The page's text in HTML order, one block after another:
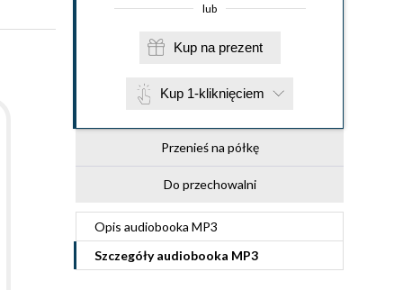
lub
Kup na prezent
Kup 1-kliknięciem
Przenieś na półkę
Do przechowalni
Opis audiobooka MP3
Szczegółyaudiobooka MP3